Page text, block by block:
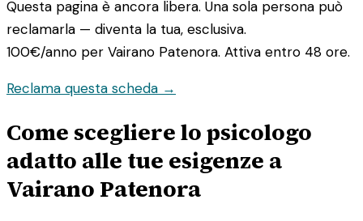
Questa pagina è ancora libera. Una sola persona può
reclamarla — diventa la tua, esclusiva.
100€/anno per Vairano Patenora. Attiva entro 48 ore.
Reclama questa scheda →
Come scegliere lo psicologo
adatto alle tue esigenze a
Vairano Patenora